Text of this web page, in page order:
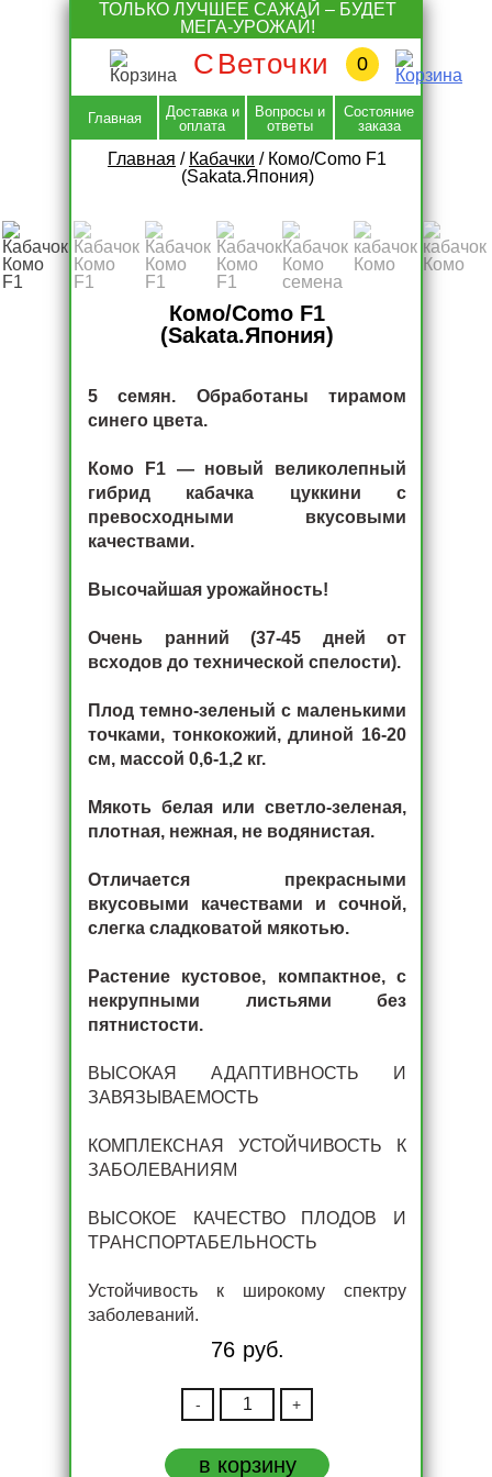
Skip
content
ТОЛЬКО ЛУЧШЕЕ САЖАЙ – БУДЕТ
МЕГА-УРОЖАЙ!
С Веточки 0
Главная
Доставка и
оплата
Вопросы и
ответы
Состояние
заказа
Главная / Кабачки / Комо/Como F1
(Sakata.Япония)
Комо/Como F1
(Sakata.Япония)
5 семян. Обработаны тирамом
синего цвета.
Комо F1 — новый великолепный
гибрид кабачка цуккини с
превосходными вкусовыми
качествами.
Высочайшая урожайность!
Очень ранний (37-45 дней от
всходов до технической спелости).
Плод темно-зеленый с маленькими
точками, тонкокожий, длиной 16-20
см, массой 0,6-1,2 кг.
Мякоть белая или светло-зеленая,
плотная, нежная, не водянистая.
Отличается прекрасными
вкусовыми качествами и сочной,
слегка сладковатой мякотью.
Растение кустовое, компактное, с
некрупными листьями без
пятнистости.
ВЫСОКАЯ АДАПТИВНОСТЬ И
ЗАВЯЗЫВАЕМОСТЬ
КОМПЛЕКСНАЯ УСТОЙЧИВОСТЬ К
ЗАБОЛЕВАНИЯМ
ВЫСОКОЕ КАЧЕСТВО ПЛОДОВ И
ТРАНСПОРТАБЕЛЬНОСТЬ
Устойчивость к широкому спектру
заболеваний.
76 руб.
Количество
F1
(Sakata.Япония)
- +
в корзину